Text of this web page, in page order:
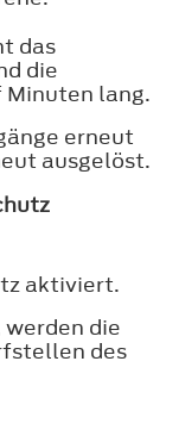
das
die
lang.
erneut
ausgelöst.
aktiviert.
die
des